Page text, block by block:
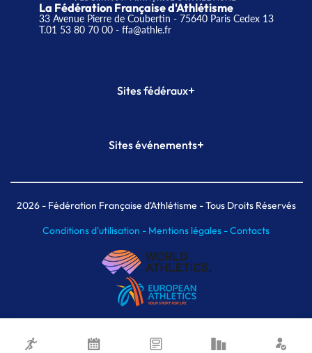
La Fédération Française d'Athlétisme
33 Avenue Pierre de Coubertin - 75640 Paris Cedex 13
T.01 53 80 70 00- ffa@athle.fr
Sites fédéraux+
Plateforme Formation
Sites événements+
Meeting de Paris indoor
MAIF Ekiden de Paris
2026- Fédération Française d'Athlétisme - Tous Droits Réservés
Conditions d'utilisation - Mentions légales -Contacts